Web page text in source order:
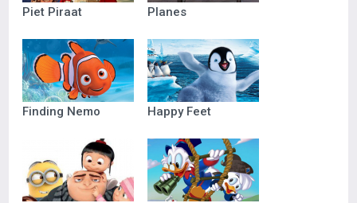
Piet Piraat Planes
Finding Nemo Happy Feet